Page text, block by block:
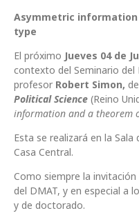
Asymmetric
type
El próximo Jueves 04 de
contexto del Seminario
profesor Robert Simon,
Political Science (Reino
information and a theorem
Esta se realizará en la
Casa Central.
Como siempre la
del DMAT, y en especial a
y de doctorado.